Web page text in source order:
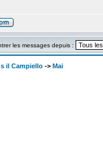
les messages depuis :
il Campiello -> Mai